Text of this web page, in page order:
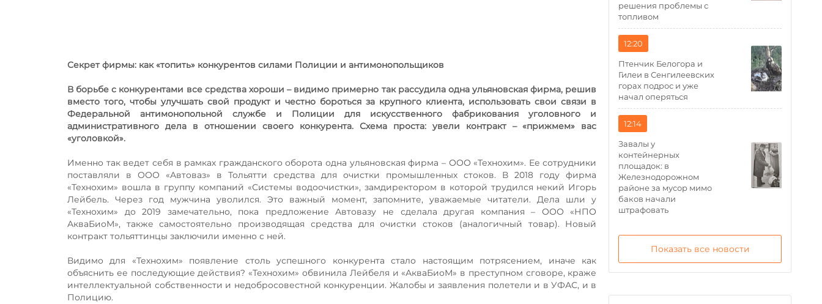
Секрет фирмы: как «топить» конкурентов силами Полиции и антимонопольщиков
В борьбе с конкурентами все средства хороши – видимо примерно так рассудила одна ульяновская фирма, решив
вместо того, чтобы улучшать свой продукт и честно бороться за крупного клиента, использовать свои связи в
Федеральной антимонопольной службе и Полиции для искусственного фабрикования уголовного и
административного дела в отношении своего конкурента. Схема проста: увели контракт – «прижмем» вас
«уголовкой».
Именно так ведет себя в рамках гражданского оборота одна ульяновская фирма – ООО «Технохим». Ее сотрудники
поставляли в ООО «Автоваз» в Тольятти средства для очистки промышленных стоков. В 2018 году фирма
«Технохим» вошла в группу компаний «Системы водоочистки», замдиректором в которой трудился некий Игорь
Лейбель. Через год мужчина уволился. Это важный момент, запомните, уважаемые читатели. Дела шли у
«Технохим» до 2019 замечательно, пока предложение Автовазу не сделала другая компания – ООО «НПО
АкваБиоМ», также самостоятельно производящая средства для очистки стоков (аналогичный товар). Новый
контракт тольяттинцы заключили именно с ней.
Видимо для «Технохим» появление столь успешного конкурента стало настоящим потрясением, иначе как
объяснить ее последующие действия? «Технохим» обвинила Лейбеля и «АкваБиоМ» в преступном сговоре, краже
интеллектуальной собственности и недобросовестной конкуренции. Жалобы и заявления полетели и в УФАС, и в
Полицию.
решения проблемы с
топливом
12:20
Птенчик Белогора и
Гилеи в Сенгилеевских
горах подрос и уже
начал оперяться
12:14
Завалы у
контейнерных
площадок: в
Железнодорожном
районе за мусор мимо
баков начали
штрафовать
Показать все новости